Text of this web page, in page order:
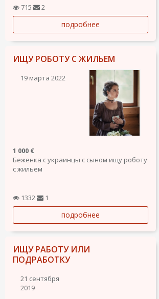
715 2
подробнее
ИЩУ РОБОТУ С ЖИЛЬЕМ
19 марта 2022
1 000 €
Беженка с украинцы с сыном ищу роботу
с жильем
1332 1
подробнее
ИЩУ РАБОТУ ИЛИ
ПОДРАБОТКУ
21 сентября
2019